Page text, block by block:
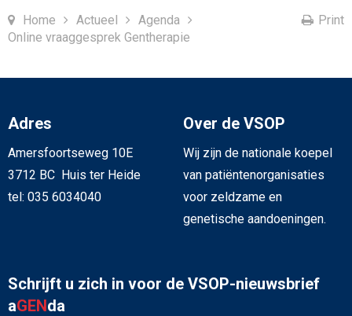
Home Actueel
Agenda
Online vraaggesprek Gentherapie
Print
Adres
Amersfoortseweg 10E
3712 BC Huis ter Heide
tel: 035 6034040
Over de VSOP
Wij zijn de nationale koepel
van patiëntenorganisaties
voor zeldzame en
genetische aandoeningen.
Schrijft u zich in voor de VSOP-nieuwsbrief
aGENda